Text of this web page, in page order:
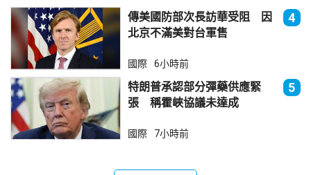
傳美國防部次長訪華受阻 因
北京不滿美對台軍售
4
國際 6小時前
特朗普承認部分彈藥供應緊
張 稱霍峽協議未達成
5
國際 7小時前